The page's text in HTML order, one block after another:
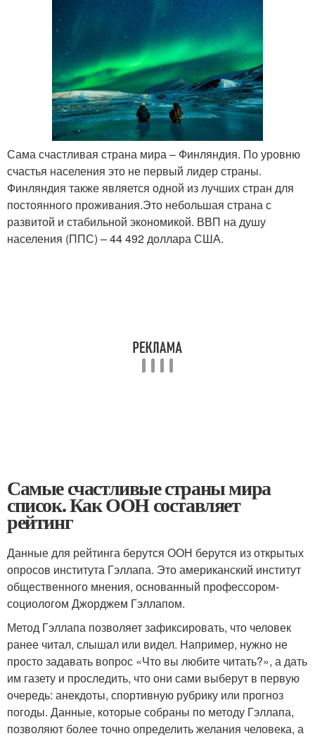
Сама счастливая страна мира – Финляндия. По уровню
счастья населения это не первый лидер страны.
Финляндия также является одной из лучших стран для
постоянного проживания.Это небольшая страна с
развитой и стабильной экономикой. ВВП на душу
населения (ППС) – 44 492 доллара США.
Самые счастливые страны мира
список. Как ООН составляет
рейтинг
Данные для рейтинга берутся ООН берутся из открытых
опросов института Гэллапа. Это американский институт
общественного мнения, основанный профессором-
социологом Джорджем Гэллапом.
Метод Гэллапа позволяет зафиксировать, что человек
ранее читал, слышал или видел. Например, нужно не
просто задавать вопрос «Что вы любите читать?», а дать
им газету и проследить, что они сами выберут в первую
очередь: анекдоты, спортивную рубрику или прогноз
погоды. Данные, которые собраны по методу Гэллапа,
позволяют более точно определить желания человека, а